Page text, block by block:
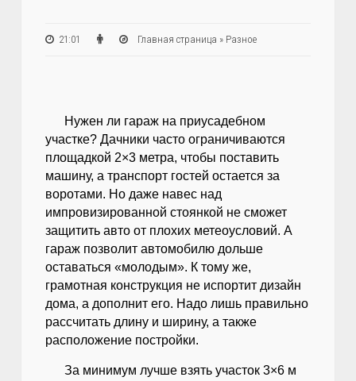
21:01 Главная страница » Разное
Нужен ли гараж на приусадебном
участке? Дачники часто ограничиваются
площадкой 2×3 метра, чтобы поставить
машину, а транспорт гостей остается за
воротами. Но даже навес над
импровизированной стоянкой не сможет
защитить авто от плохих метеоусловий. А
гараж позволит автомобилю дольше
оставаться «молодым». К тому же,
грамотная конструкция не испортит дизайн
дома, а дополнит его. Надо лишь правильно
рассчитать длину и ширину, а также
расположение постройки.
За минимум лучше взять участок 3×6 м